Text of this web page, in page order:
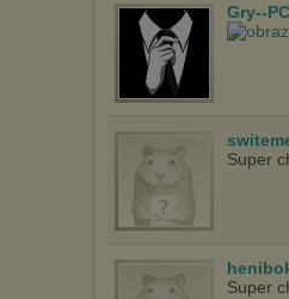
Gry--
Super
Super